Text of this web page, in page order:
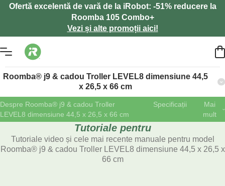
Ofertă excelentă de vară de la iRobot: -51% reducere la
Roomba 105 Combo+
Vezi și alte promoții aici!
Roomba® j9 & cadou Troller LEVEL8 dimensiune 44,5
x 26,5 x 66 cm
Despre Roomba® j9 & cadou Troller
LEVEL8 dimensiune 44,5 x 26,5 x 66 cm
Specificații
Mai
mult
Tutoriale pentru
Tutoriale video și cele mai recente manuale pentru model
Roomba® j9 & cadou Troller LEVEL8 dimensiune 44,5 x 26,5 x
66 cm